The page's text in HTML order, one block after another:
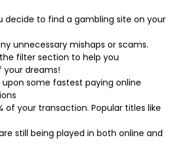
decide to find a gambling site on your
unnecessary mishaps or scams.
filter section to help you
dreams!
some fastest paying online
of your transaction. Popular titles like
still being played in both online and